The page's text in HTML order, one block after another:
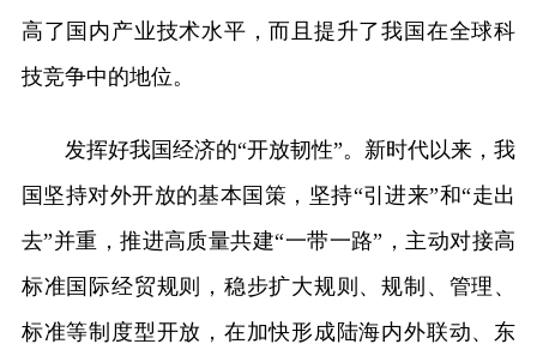
高了国内产业技术水平，而且提升了我国在全球科
技竞争中的地位。
发挥好我国经济的“开放韧性”。新时代以来，我
国坚持对外开放的基本国策，坚持“引进来”和“走出
去”并重，推进高质量共建“一带一路”，主动对接高
标准国际经贸规则，稳步扩大规则、规制、管理、
标准等制度型开放，在加快形成陆海内外联动、东